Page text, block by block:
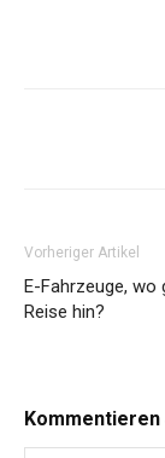
Vorheriger Artikel
E-Fahrzeuge, wo
Reise hin?